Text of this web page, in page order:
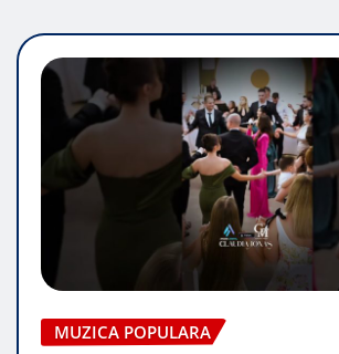
MUZICA POPULARA